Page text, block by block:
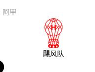
阿甲
飓风队